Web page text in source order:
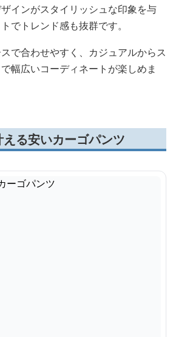
インがスタイリッシュな印象を与
でトレンド感も抜群です。
で合わせやすく、カジュアルからス
幅広いコーディネートが楽しめま
る安いカーゴパンツ